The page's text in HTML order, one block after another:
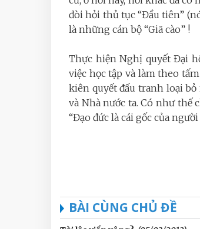
đòi hỏi thủ tục “Đầu tiên”
là những cán bộ “Giã cào” !
Thực hiện Nghị quyết Đại
việc học tập và làm theo
kiên quyết đấu tranh loại bỏ
và Nhà nước ta. Có như thế
“Đạo đức là cái gốc của
BÀI CÙNG CHỦ ĐỀ